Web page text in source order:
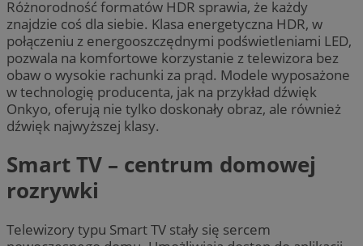
Różnorodność formatów HDR sprawia, że każdy
znajdzie coś dla siebie. Klasa energetyczna HDR, w
połączeniu z energooszczędnymi podświetleniami LED,
pozwala na komfortowe korzystanie z telewizora bez
obaw o wysokie rachunki za prąd. Modele wyposażone
w technologię producenta, jak na przykład dźwięk
Onkyo, oferują nie tylko doskonały obraz, ale również
dźwięk najwyższej klasy.
Smart TV – centrum domowej
rozrywki
Telewizory typu Smart TV stały się sercem